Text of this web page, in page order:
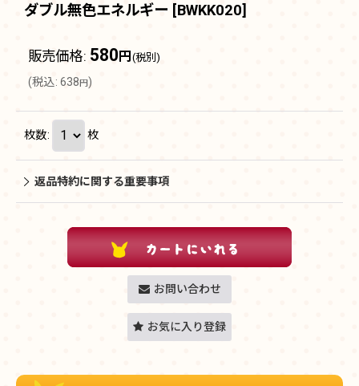
ダブル無色エネルギー [BWKK020]
販売価格: 580 円 (税別)
(税込: 638円)
枚数: 枚
返品特約に関する重要事項
お問い合わせ
お気に入り登録